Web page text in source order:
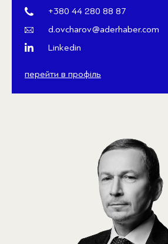
+380 44 280 88 87
d.ovcharov@aderhaber.com
Linkedin
перейти в профіль